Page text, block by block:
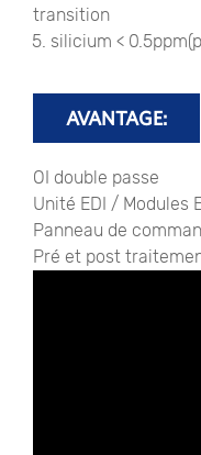
transition
5. silicium <
AVANTAGE:
OI double passe
Unité EDI / Modules
Panneau de
Pré et post